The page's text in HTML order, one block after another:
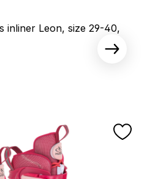
inliner Leon, size 29-40,